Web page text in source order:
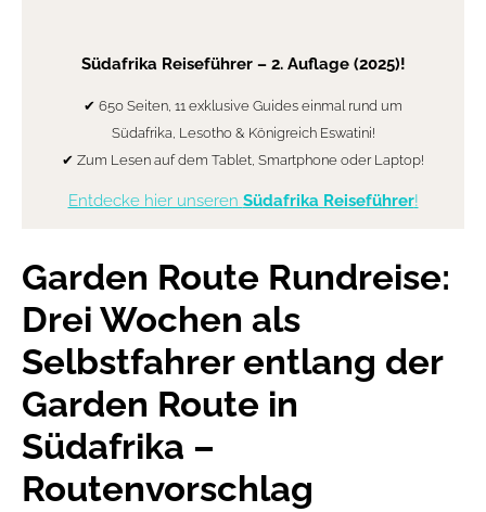
Südafrika Reiseführer – 2. Auflage (2025)!
✔ 650 Seiten, 11 exklusive Guides einmal rund um
Südafrika, Lesotho & Königreich Eswatini!
✔ Zum Lesen auf dem Tablet, Smartphone oder Laptop!
Entdecke hier unseren Südafrika Reiseführer!
Garden Route Rundreise:
Drei Wochen als
Selbstfahrer entlang der
Garden Route in
Südafrika –
Routenvorschlag